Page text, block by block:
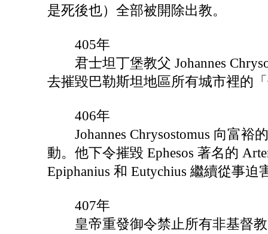
是死後也）全部被開除出教。
405年
君士坦丁堡教父 Johannes
去摧毀巴勒斯坦地區所有城市裡的
406年
Johannes Chrysostomus 向富裕
動。他下令摧毀 Ephesos 著名的
Epiphanius 和 Eutychius 繼續從事
407年
皇帝重發御令禁止所有非基督教